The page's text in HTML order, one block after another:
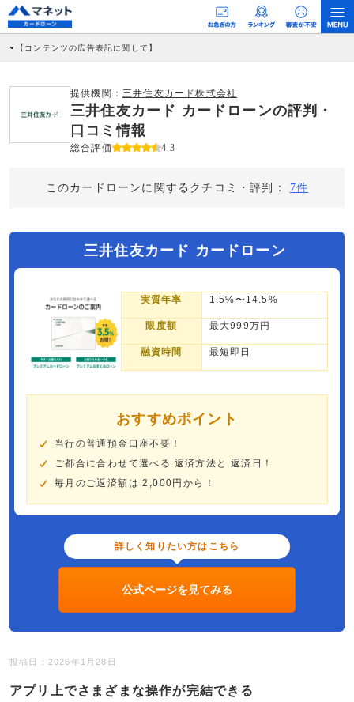
【コンテンツの広告表記に関して】
社に対して企業から紹介報酬が支払われるという収益モデルです。 ただし、特定の
商品を根拠なくPRするものではなく、当編集部の調査／ユーザーへの口コミ収集な
どに基づき、公平性を担保した情報提供を行っています。
提供機関： 三井住友カード株式会社
三井住友カード カードローンの評判・
口コミ情報
総合評価 4.3
このカードローンに関するクチコミ・評判： 7件
三井住友カード カードローン
実質年率 1.5%〜14.5%
限度額 最大999万円
融資時間 最短即日
おすすめポイント
当行の普通預金口座不要！
ご都合に合わせて選べる 返済方法と 返済日！
毎月のご返済額は 2,000円から！
詳しく知りたい方はこちら
公式ページを見てみる
投稿日：2026年1月28日
アプリ上でさまざまな操作が完結できる